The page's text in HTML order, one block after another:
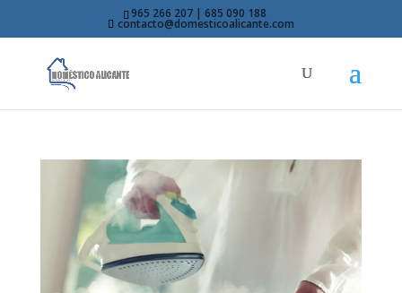
965 266 207 | 685 090 188
contacto@domesticoalicante.com